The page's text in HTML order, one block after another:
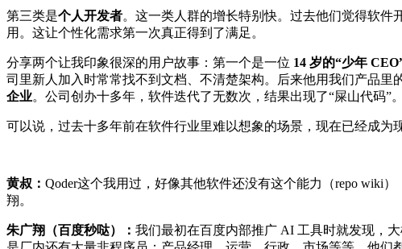
第三类是个人开发者。这一类人群的增长特别快。过去他们觉得软件
用。这让个性化需求第一次真正得到了满足。
分享两个让我印象很深的用户故事：第一个是一位 14 岁的“少年
司里新人加入时常常找不到文档、不清楚架构。后来他用我们产品里
企业。公司创办十多年，软件迭代了无数次，结果出现了“屎山代码”
可以说，过去十多年前在软件行业里难以想象的场景，现在已经成为
黄叔： Qoder这个我用过，好像其他软件还没有这个能力（repo wiki
翔。
朱广翔（百度秒哒）： 我们最初在百度内部推广 AI 工具时就发现，